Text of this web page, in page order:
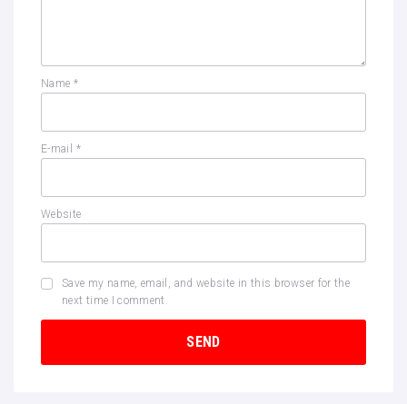
Name *
E-mail *
Website
Save my name, email, and website in this browser for the
next time I comment.